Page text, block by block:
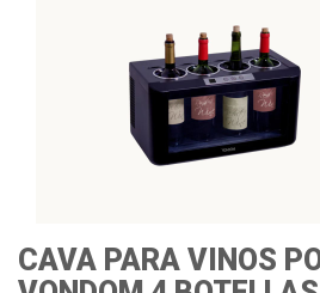
CAVA PARA VINOS
Otras formas de pago
Todas las opciones de
Mercado Pago
Otras formas de pago
Todas las opciones de
Mercado Pago
14/05/2023
Beneficio ICBC
9 cuotas sin interés
seleccionados